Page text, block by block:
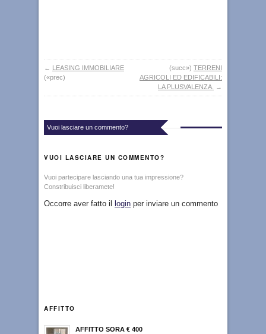
← LEASING IMMOBILIARE
(«prec)
(succ») TERRENI
AGRICOLI ED EDIFICABILI:
LA PLUSVALENZA.
→
Vuoi lasciare un commento?
VUOI LASCIARE UN COMMENTO?
Vuoi partecipare lasciando una tua impressione?
Constribuisci liberamete!
Occorre aver fatto il login per inviare un commento
AFFITTO
AFFITTO SORA € 400